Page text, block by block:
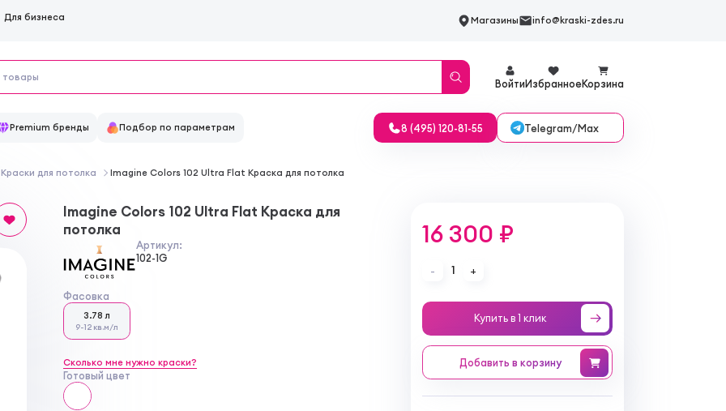
Для бизнеса Магазины info@kraski-zdes.ru
ВойтиИзбранноеКорзина
Premium бренды Подбор по параметрам 8 (495) 120-81-55 Telegram/Max
Краски для потолка Imagine Colors 102 Ultra Flat Краска для потолка
Imagine Colors 102 Ultra Flat Краска для
потолка
Артикул:
102-1G
Фасовка
3.78 л
9-12 кв.м/л
Сколько мне нужно краски?
Готовый цвет
16 300 ₽
- 1 +
Купить в 1 клик
Добавить в корзину